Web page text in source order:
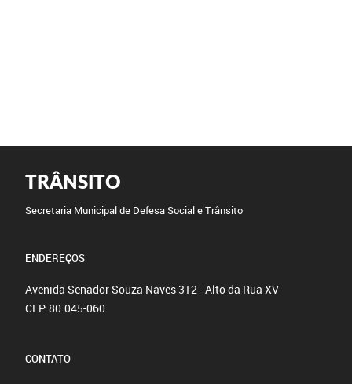
TRÂNSITO
Secretaria Municipal de Defesa Social e Trânsito
ENDEREÇOS
Avenida Senador Souza Naves 312 - Alto da Rua XV
CEP: 80.045-060
CONTATO